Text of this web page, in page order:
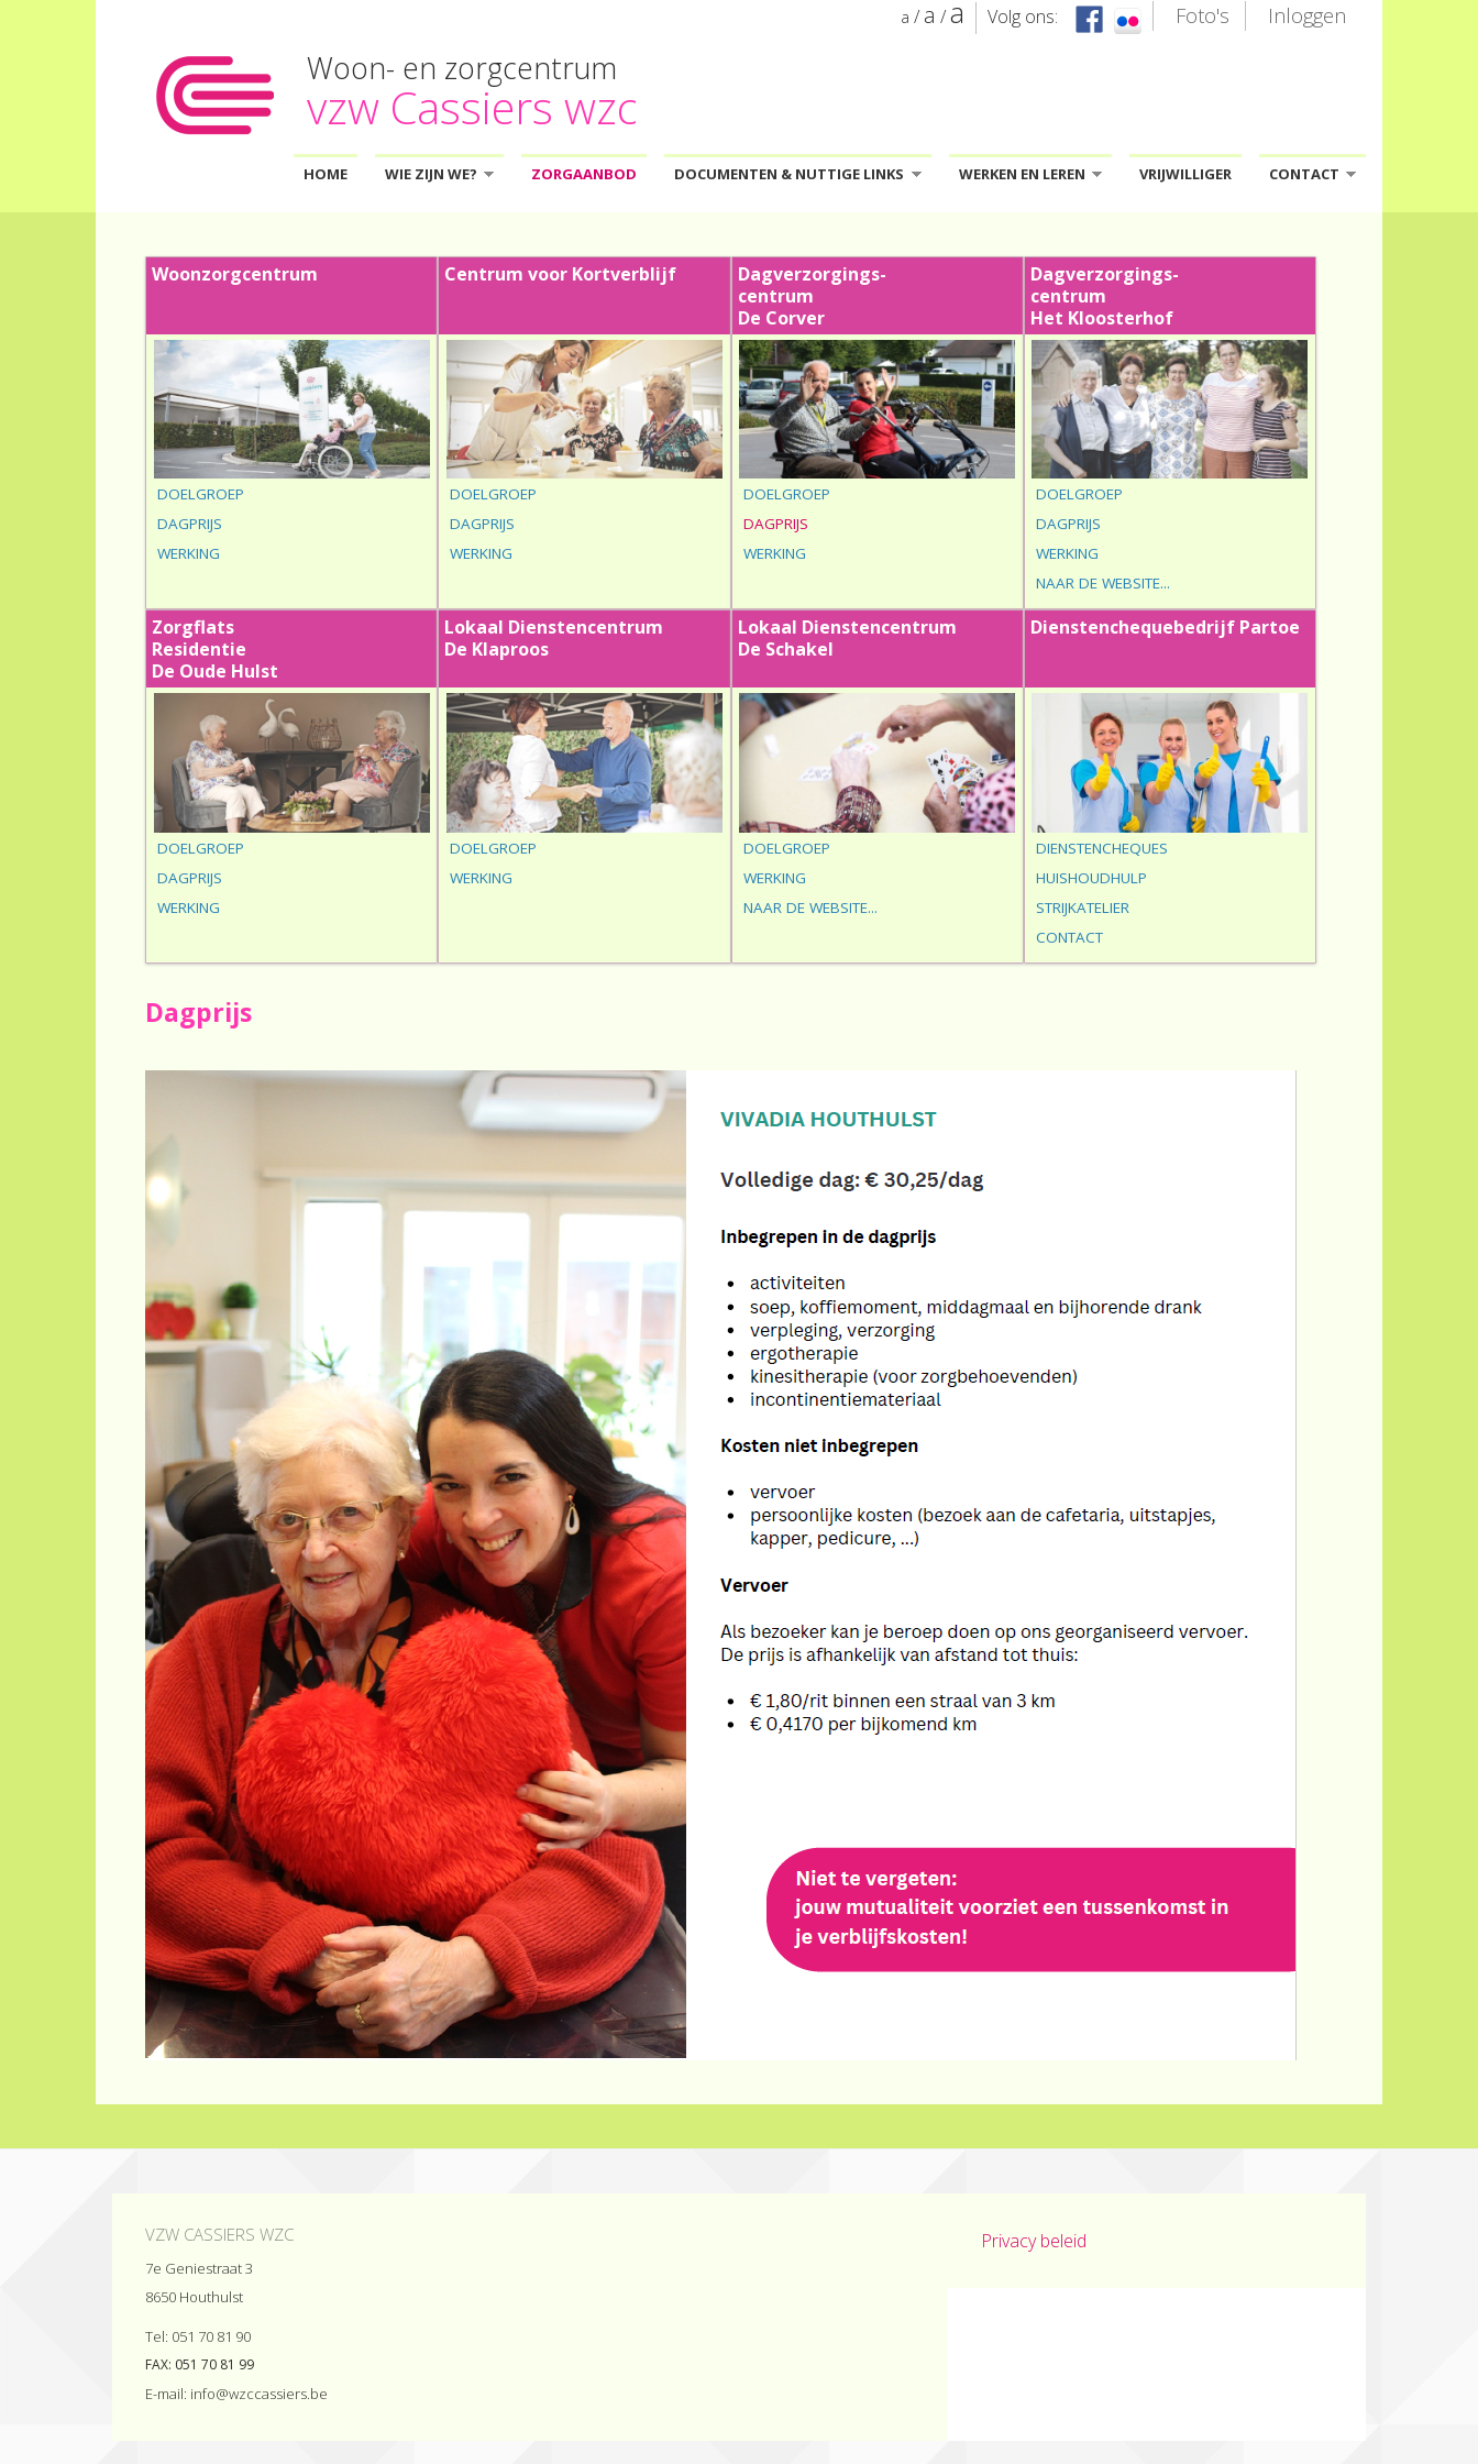
Woon- en zorgcentrum
vzw Cassiers wzc
a / a /a Volg ons: Foto's Inloggen
HOME
WIE ZIJN WE?
ZORGAANBOD
DOCUMENTEN & NUTTIGE LINKS
WERKEN EN LEREN
VRIJWILLIGER
CONTACT
Woonzorgcentrum
DOELGROEP
DAGPRIJS
WERKING
Centrum voor Kortverblijf
DOELGROEP
DAGPRIJS
WERKING
Dagverzorgings-
centrum
De Corver
DOELGROEP
DAGPRIJS
WERKING
Dagverzorgings-
centrum
Het Kloosterhof
DOELGROEP
DAGPRIJS
WERKING
NAAR DE WEBSITE...
Zorgflats
Residentie
De Oude Hulst
DOELGROEP
DAGPRIJS
WERKING
Lokaal Dienstencentrum
De Klaproos
DOELGROEP
WERKING
Lokaal Dienstencentrum
De Schakel
DOELGROEP
WERKING
NAAR DE WEBSITE...
Dienstenchequebedrijf Partoe
DIENSTENCHEQUES
HUISHOUDHULP
STRIJKATELIER
CONTACT
Dagprijs
VZW CASSIERS WZC
7e Geniestraat 3
8650 Houthulst
Tel: 051 70 81 90
FAX: 051 70 81 99
E-mail: eb.sreissacczw@ofni
Privacy beleid